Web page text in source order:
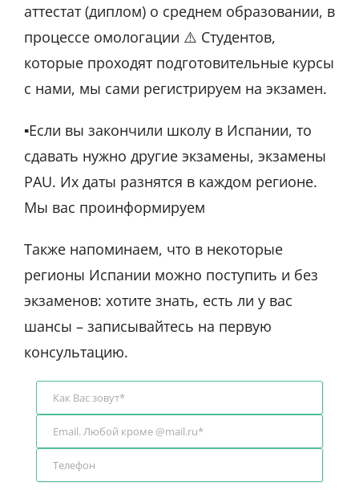
аттестат (диплом) о среднем образовании, в
процессе омологации ⚠️ Студентов,
которые проходят подготовительные курсы
с нами, мы сами регистрируем на экзамен.
▪️Если вы закончили школу в Испании, то
сдавать нужно другие экзамены, экзамены
PAU. Их даты разнятся в каждом регионе.
Мы вас проинформируем
Также напоминаем, что в некоторые
регионы Испании можно поступить и без
экзаменов: хотите знать, есть ли у вас
шансы – записывайтесь на первую
консультацию.